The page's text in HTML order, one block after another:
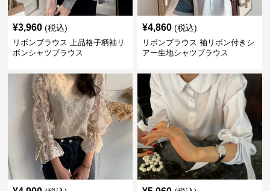
¥3,960 (税込)
リボンブラウス 上品格子柄袖リ
ボンシャツブラウス
¥4,860 (税込)
リボンブラウス 袖リボン付きシ
アー生地シャツブラウス